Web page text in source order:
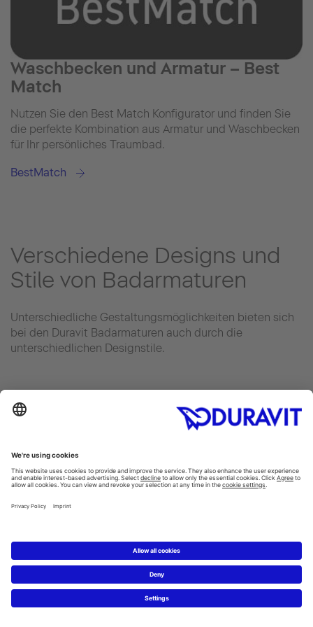
Waschbecken und Armatur – Best
Match
Nutzen Sie den Best Match Konfigurator und finden Sie
die perfekte Kombination aus Armatur und Waschbecken
für Ihr persönliches Traumbad.
BestMatch
Verschiedene Designs und
Stile von Badarmaturen
Unterschiedliche Gestaltungsmöglichkeiten bieten sich
bei den Duravit Badarmaturen auch durch die
unterschiedlichen Designstile.